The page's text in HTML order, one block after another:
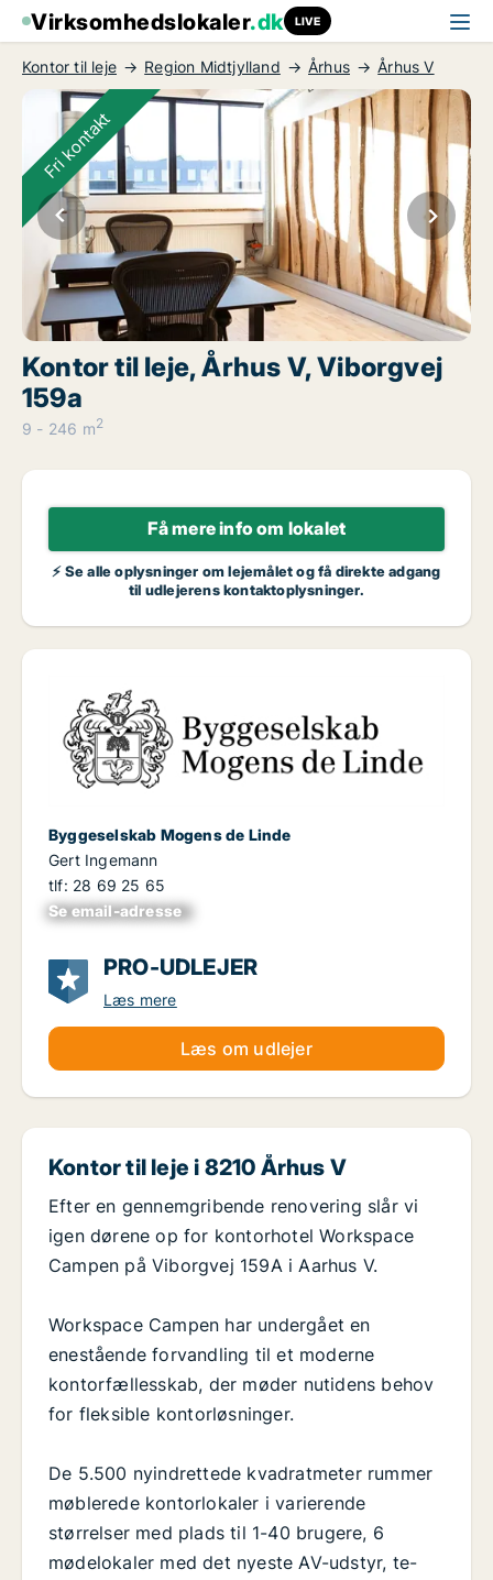
Virksomhedslokaler.dk LIVE
Kontor til leje Region Midtjylland Århus Århus V
Fri kontakt
Kontor til leje, Århus V, Viborgvej
159a
9 - 246 m2
Få mere info om lokalet
⚡ Se alle oplysninger om lejemålet og få direkte adgang
til udlejerens kontaktoplysninger.
Byggeselskab Mogens de Linde
Gert Ingemann
tlf: 28 69 25 65
Se email-adresse
xxxxxxxxxxxxxxxx
PRO-UDLEJER
Læs mere
Læs om udlejer
Kontor til leje i 8210 Århus V
Efter en gennemgribende renovering slår vi
igen dørene op for kontorhotel Workspace
Campen på Viborgvej 159A i Aarhus V.
Workspace Campen har undergået en
enestående forvandling til et moderne
kontorfællesskab, der møder nutidens behov
for fleksible kontorløsninger.
De 5.500 nyindrettede kvadratmeter rummer
møblerede kontorlokaler i varierende
størrelser med plads til 1-40 brugere, 6
mødelokaler med det nyeste AV-udstyr, te-